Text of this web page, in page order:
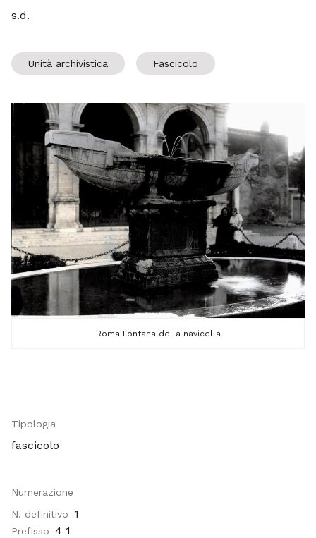
s.d.
Unità archivistica Fascicolo
Roma Fontana della navicella
Tipologia
fascicolo
Numerazione
N. definitivo
1
Prefisso 4 1